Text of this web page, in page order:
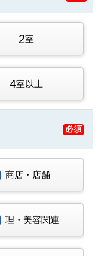
2室
4室以上
必須
商店・店舗
理・美容関連